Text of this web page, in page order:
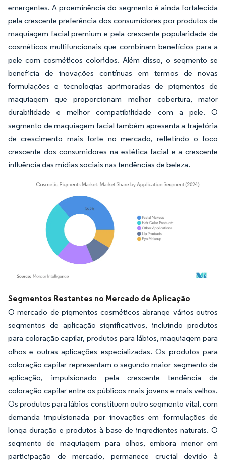
emergentes. A proeminência do segmento é ainda fortalecida
pela crescente preferência dos consumidores por produtos de
maquiagem facial premium e pela crescente popularidade de
cosméticos multifuncionais que combinam benefícios para a
pele com cosméticos coloridos. Além disso, o segmento se
beneficia de inovações contínuas em termos de novas
formulações e tecnologias aprimoradas de pigmentos de
maquiagem que proporcionam melhor cobertura, maior
durabilidade e melhor compatibilidade com a pele. O
segmento de maquiagem facial também apresenta a trajetória
de crescimento mais forte no mercado, refletindo o foco
crescente dos consumidores na estética facial e a crescente
influência das mídias sociais nas tendências de beleza.
Imagem © Mordor Intelligence. O reuso requer atribuição conforme CC BY 4.0.
Segmentos Restantes no Mercado de Aplicação
O mercado de pigmentos cosméticos abrange vários outros
segmentos de aplicação significativos, incluindo produtos
para coloração capilar, produtos para lábios, maquiagem para
olhos e outras aplicações especializadas. Os produtos para
coloração capilar representam o segundo maior segmento de
aplicação, impulsionado pela crescente tendência de
coloração capilar entre os públicos mais jovens e mais velhos.
Os produtos para lábios constituem outro segmento vital, com
demanda impulsionada por inovações em formulações de
longa duração e produtos à base de ingredientes naturais. O
segmento de maquiagem para olhos, embora menor em
participação de mercado, permanece crucial devido à